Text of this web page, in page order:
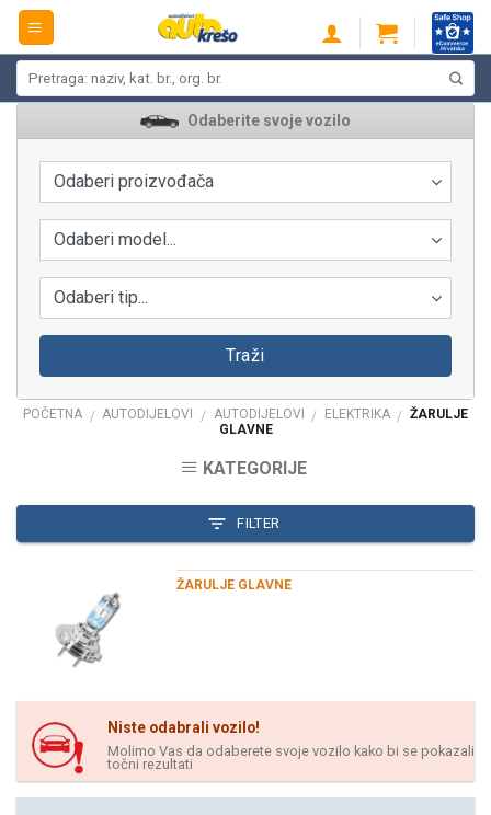
Skip
content
Odaberite svoje vozilo
Odaberi proizvođača
Odaberi model...
Odaberi tip...
Traži
POČETNA / AUTODIJELOVI / AUTODIJELOVI / ELEKTRIKA / ŽARULJE
GLAVNE
KATEGORIJE
FILTER
ŽARULJE GLAVNE
Niste odabrali vozilo!
Molimo Vas da odaberete svoje vozilo kako bi se pokazali
točni rezultati